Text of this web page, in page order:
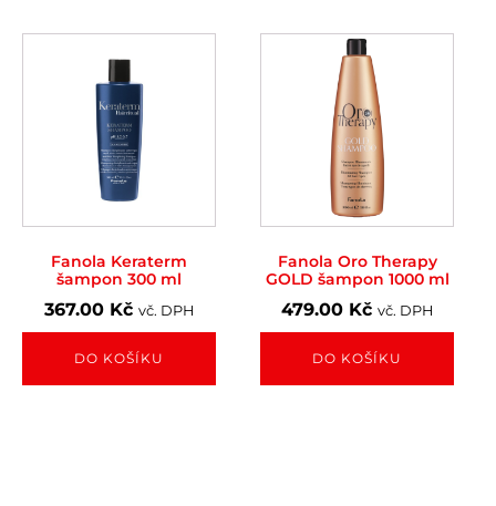
Fanola Keraterm
šampon 300 ml
367.00 Kč vč. DPH
DO KOŠÍKU
Fanola Oro Therapy
GOLD šampon 1000 ml
479.00 Kč vč. DPH
DO KOŠÍKU